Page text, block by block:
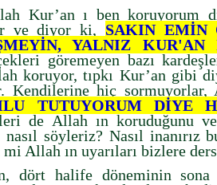
Kur’an ı ben koruyorum
ve diyor ki, SAKIN EMİN
YALNIZ
göremeyen bazı
koruyor, tıpkı Kur’an gibi
Kendilerine hiç
TUTUYORUM DİYE
de Allah ın koruduğunu
söyleriz? Nasıl inanırız
Allah ın uyarıları bizlere
dört halife döneminin sona